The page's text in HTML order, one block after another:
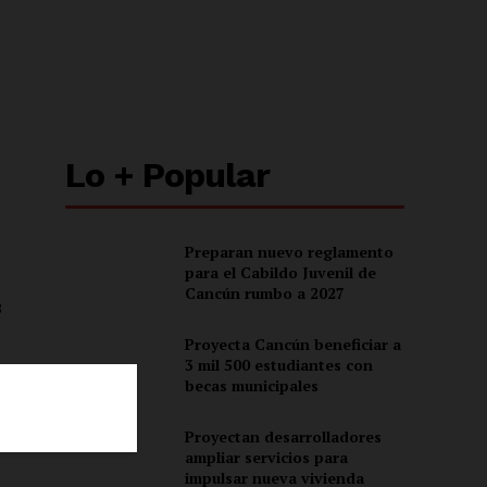
Lo + Popular
Preparan nuevo reglamento
para el Cabildo Juvenil de
Cancún rumbo a 2027
Proyecta Cancún beneficiar a
3 mil 500 estudiantes con
becas municipales
Proyectan desarrolladores
ampliar servicios para
impulsar nueva vivienda